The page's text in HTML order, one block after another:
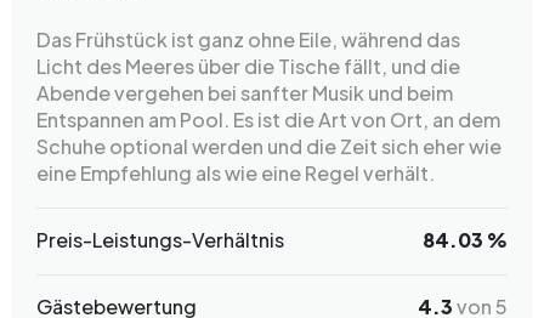
Das Frühstück ist ganz ohne Eile, während das
Licht des Meeres über die Tische fällt, und die
Abende vergehen bei sanfter Musik und beim
Entspannen am Pool. Es ist die Art von Ort, an dem
Schuhe optional werden und die Zeit sich eher wie
eine Empfehlung als wie eine Regel verhält.
Preis-Leistungs-Verhältnis 84.03 %
Gästebewertung 4.3von 5